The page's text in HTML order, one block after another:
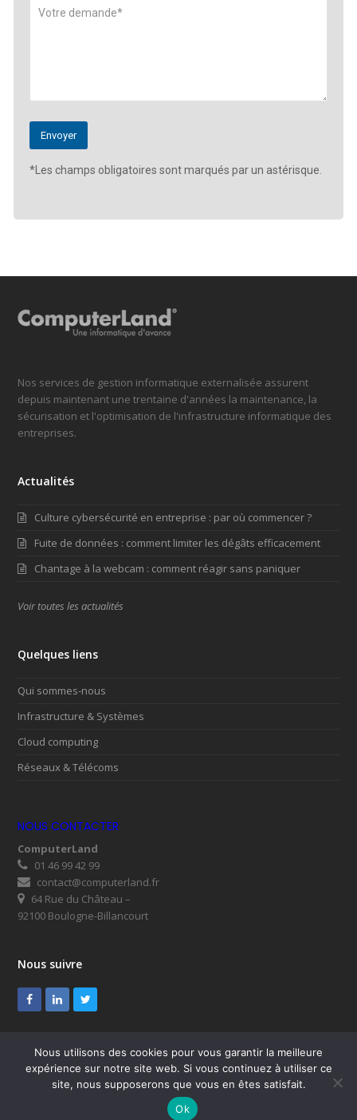
*Les champs obligatoires sont marqués par un astérisque.
Nos services de gestion informatique externalisée assurent
depuis maintenant une trentaine d'années la maintenance, la
sécurisation et l'optimisation de l'infrastructure informatique des
entreprises.
Actualités
Culture cybersécurité en entreprise : par où commencer ?
Fuite de données : comment limiter les dégâts efficacement
Chantage à la webcam : comment réagir sans paniquer
Voir toutes les actualités
Quelques liens
Qui sommes-nous
Infrastructure & Systèmes
Cloud computing
Réseaux & Télécoms
NOUS CONTACTER
ComputerLand
01 46 99 42 99
contact@computerland.fr
64 Rue du Château –
92100 Boulogne-Billancourt
Nous suivre
Facebook
LinkedInTwitter
© ComputerLand 2026
SUPPORT
Mentions légales
Nous contacter
Nous utilisons des cookies pour vous garantir la meilleure
expérience sur notre site web. Si vous continuez à utiliser ce
site, nous supposerons que vous en êtes satisfait.
Ok